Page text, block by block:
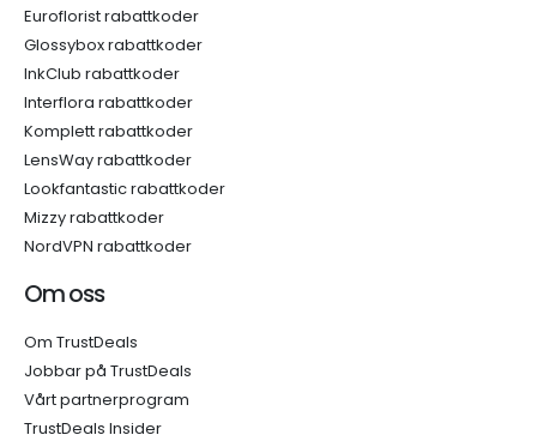
Euroflorist rabattkoder
Glossybox rabattkoder
InkClub rabattkoder
Interflora rabattkoder
Komplett rabattkoder
LensWay rabattkoder
Lookfantastic rabattkoder
Mizzy rabattkoder
NordVPN rabattkoder
Om oss
Om TrustDeals
Jobbar på TrustDeals
Vårt partnerprogram
TrustDeals Insider